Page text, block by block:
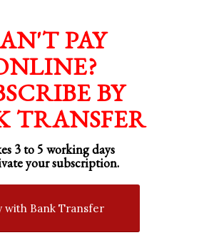
PAY
BY
TRANSFER
3 to 5 working days
your subscription.
with Bank Transfer